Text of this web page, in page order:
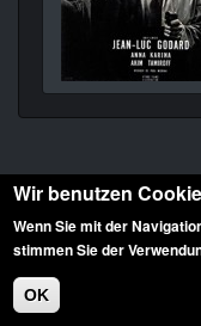
Diese Website ist
Rechte vorbehalten.
Wir benutzen
Wenn Sie mit der
stimmen Sie der
OK